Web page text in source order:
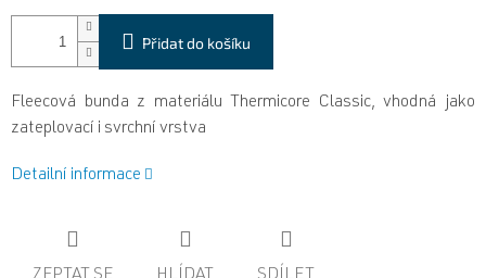
Přidat do košíku
Fleecová bunda z materiálu Thermicore Classic, vhodná jako
zateplovací i svrchní vrstva
Detailní informace